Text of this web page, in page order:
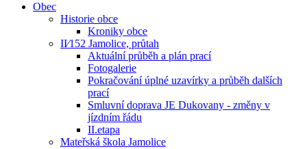
Obec
Historie obce
Kroniky obce
II⁄152 Jamolice, průtah
Aktuální průběh a plán prací
Fotogalerie
Pokračování úplné uzavírky a průběh dalších
prací
Smluvní doprava JE Dukovany - změny v
jízdním řádu
II.etapa
Mateřská škola Jamolice